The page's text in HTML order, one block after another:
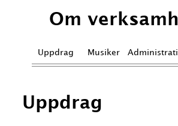
Om
Uppdrag Musiker
Uppdrag